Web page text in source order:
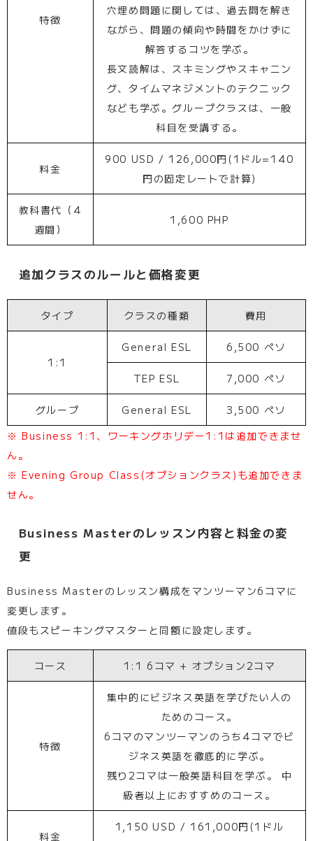
特徴
穴埋め問題に関しては、過去問を解き
ながら、問題の傾向や時間をかけずに
解答するコツを学ぶ。
長文読解は、スキミングやスキャニン
グ、タイムマネジメントのテクニック
なども学ぶ。グループクラスは、一般
科目を受講する。
料金
900 USD / 126,000円(1ドル=140
円の固定レートで計算)
教科書代（4
週間）
1,600 PHP
追加クラスのルールと価格変更
タイプ クラスの種類 費用
1:1
General ESL 6,500 ペソ
TEP ESL 7,000 ペソ
グループ General ESL
3,500 ペソ
※ Business 1:1、ワーキングホリデー1:1は追加できませ
ん。
※ Evening Group Class(オプションクラス)も追加できま
せん。
Business Masterのレッスン内容と料金の変
更
Business Masterのレッスン構成をマンツーマン6コマに
変更します。
値段もスピーキングマスターと同額に設定します。
コース 1:1 6コマ + オプション2コマ
特徴
集中的にビジネス英語を学びたい人の
ためのコース。
6コマのマンツーマンのうち4コマでビ
ジネス英語を徹底的に学ぶ。
残り2コマは一般英語科目を学ぶ。 中
級者以上におすすめのコース。
料金
1,150 USD / 161,000円(1ドル